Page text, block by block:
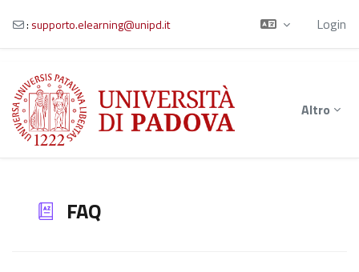
Vai al contenuto principale
: supporto.elearning@unipd.it Login
Altro
FAQ